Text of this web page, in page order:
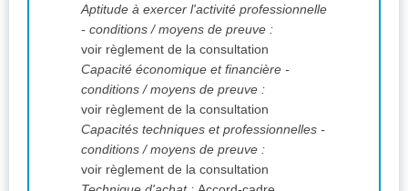
Aptitude à exercer l'activité professionnelle
- conditions / moyens de preuve :
voir règlement de la consultation
Capacité économique et financière -
conditions / moyens de preuve :
voir règlement de la consultation
Capacités techniques et professionnelles -
conditions / moyens de preuve :
voir règlement de la consultation